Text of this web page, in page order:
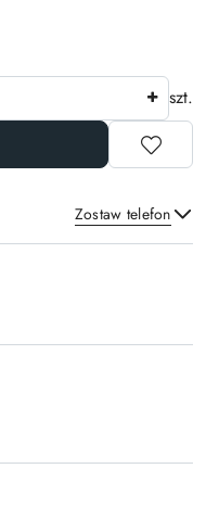
szt.
Zostaw telefon